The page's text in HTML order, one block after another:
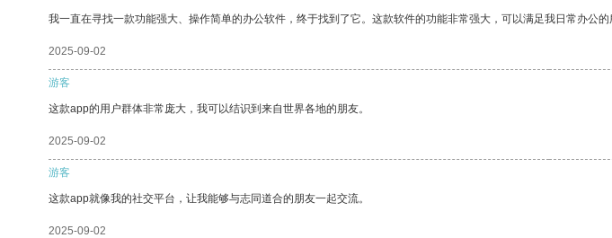
我一直在寻找一款功能强大、操作简单的办公软件，终于找到了它。这款软件的功能非常强大，可以满足我日常办公
2025-09-02
游客
这款app的用户群体非常庞大，我可以结识到来自世界各地的朋友。
2025-09-02
游客
这款app就像我的社交平台，让我能够与志同道合的朋友一起交流。
2025-09-02